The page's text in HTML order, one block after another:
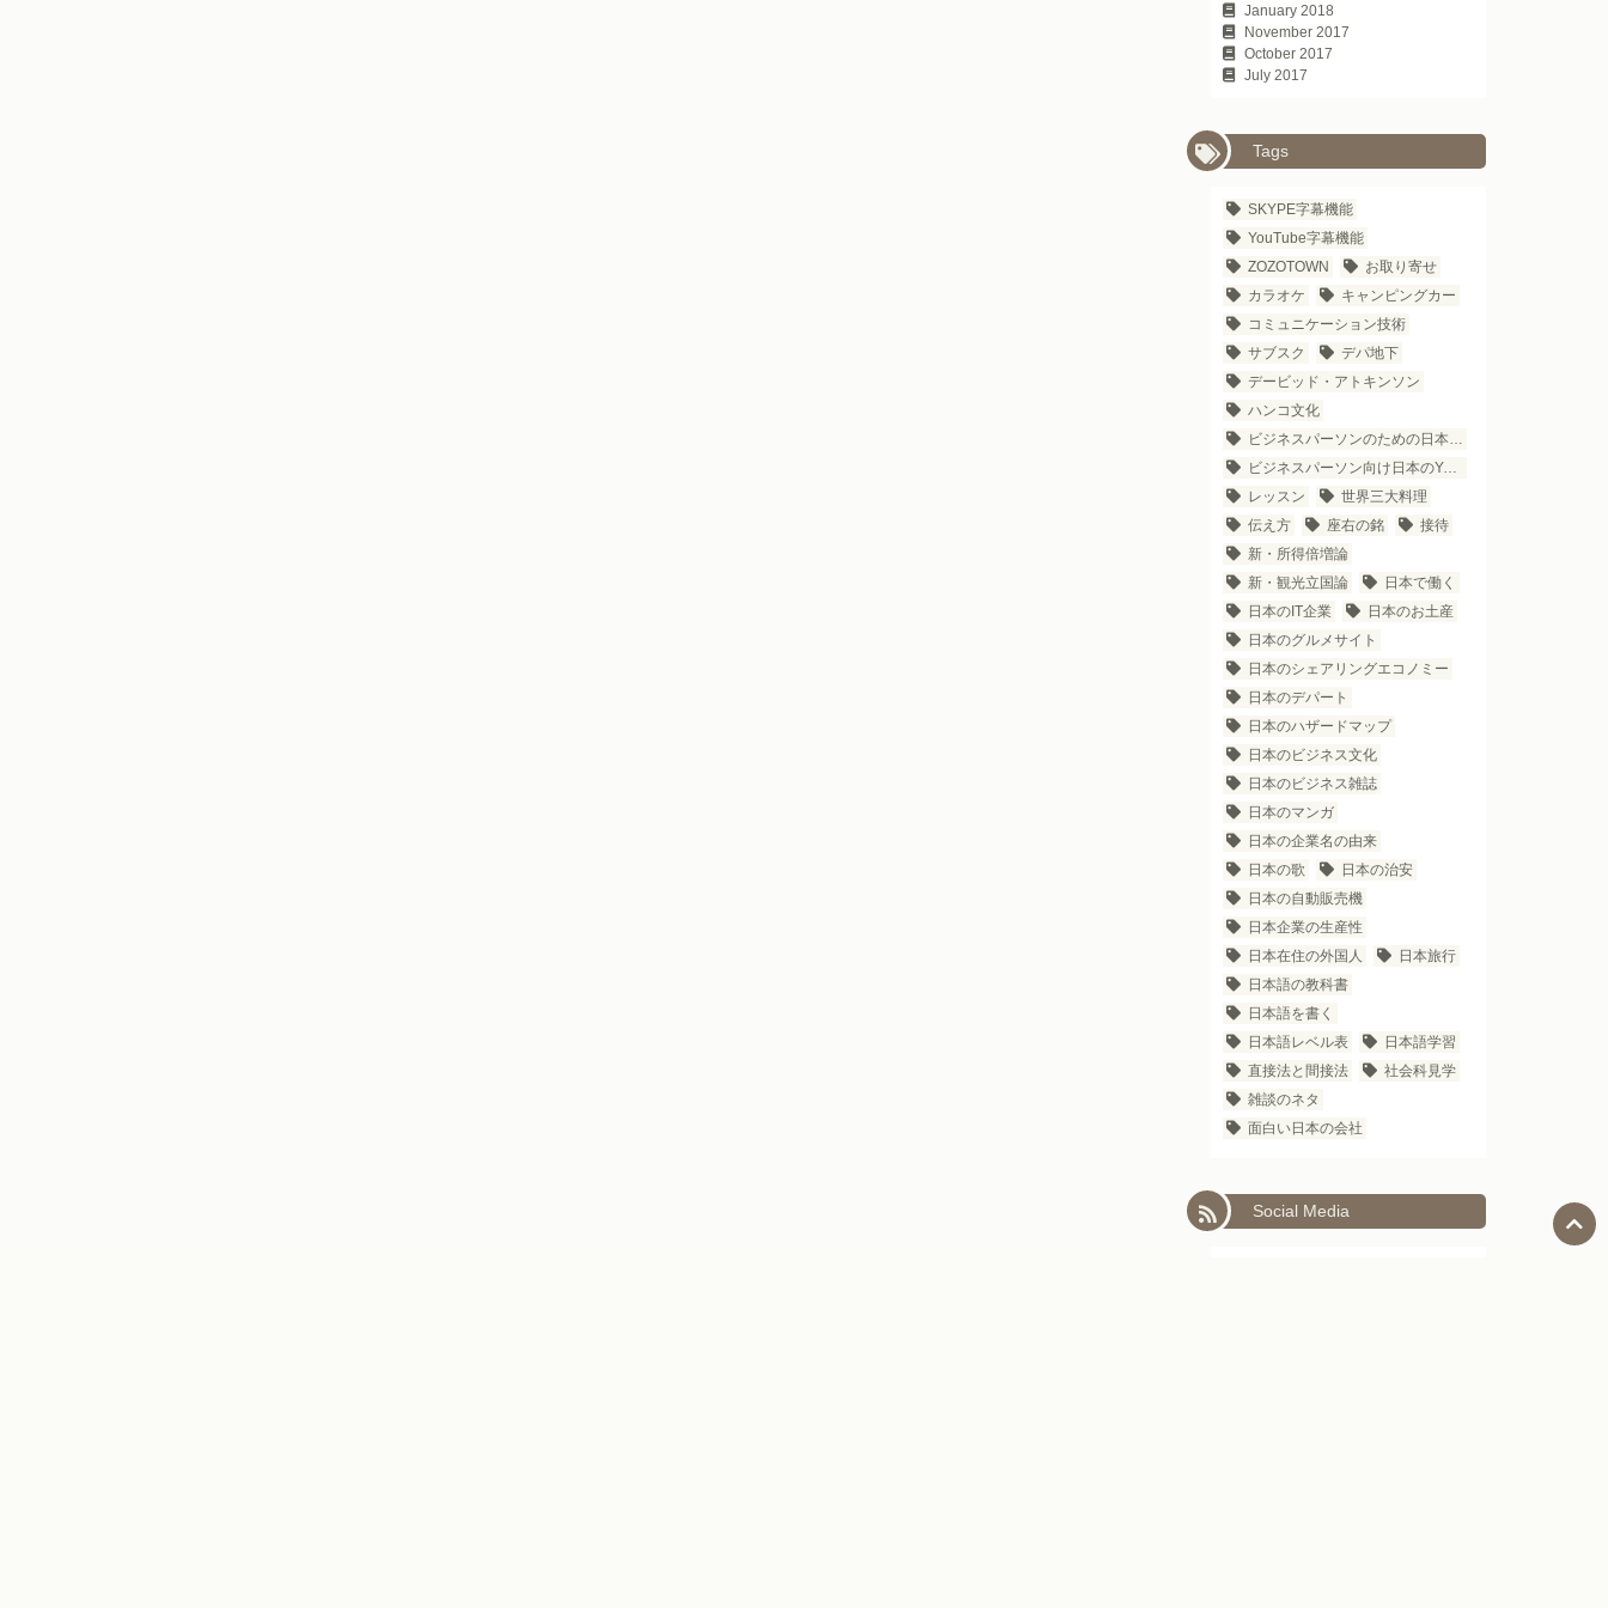
January 2018
November 2017
October 2017
July 2017
Tags
SKYPE字幕機能
YouTube字幕機能
ZOZOTOWN
お取り寄せ
カラオケ
キャンピングカー
コミュニケーション技術
サブスク
デパ地下
デービッド・アトキンソン
ハンコ文化
ビジネスパーソンのための日本語学習法
ビジネスパーソン向け日本のYouTubeチャンネル
レッスン
世界三大料理
伝え方
座右の銘
接待
新・所得倍増論
新・観光立国論
日本で働く
日本のIT企業
日本のお土産
日本のグルメサイト
日本のシェアリングエコノミー
日本のデパート
日本のハザードマップ
日本のビジネス文化
日本のビジネス雑誌
日本のマンガ
日本の企業名の由来
日本の歌
日本の治安
日本の自動販売機
日本企業の生産性
日本在住の外国人
日本旅行
日本語の教科書
日本語を書く
日本語レベル表
日本語学習
直接法と間接法
社会科見学
雑談のネタ
面白い日本の会社
Social Media